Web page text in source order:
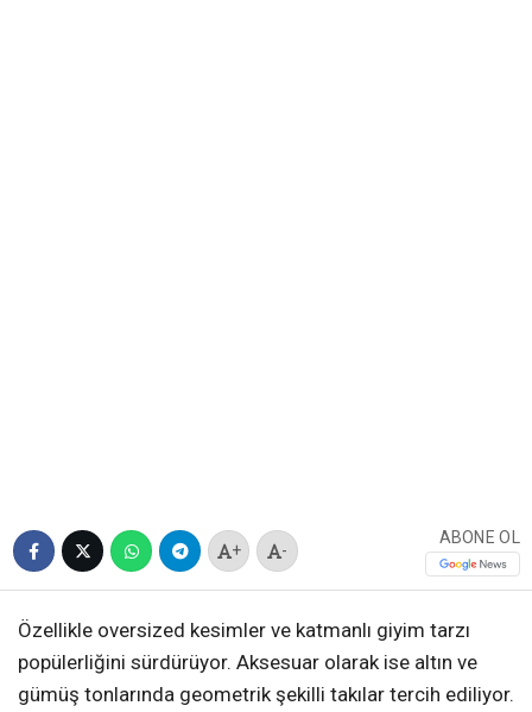
+ -
ABONE OL
Özellikle oversized kesimler ve katmanlı giyim tarzı
popülerliğini sürdürüyor. Aksesuar olarak ise altın ve
gümüş tonlarında geometrik şekilli takılar tercih ediliyor.